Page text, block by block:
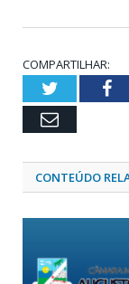
COMPARTILHAR:
Twitter
Email
CONTEÚDO